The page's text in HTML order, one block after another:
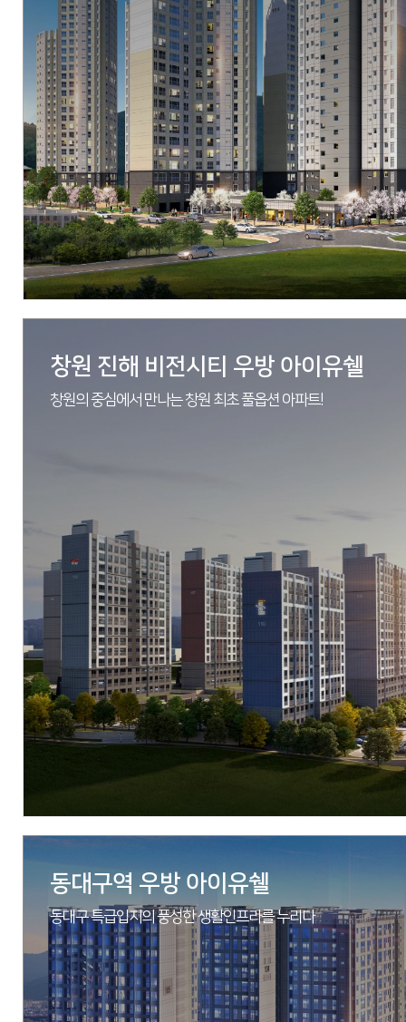
현장 대구광역시 수성구 파동 68-7 일원
시행 우리자산신탁[(주)수성레이크]
시공 (주)우방
세대수 394세대
분양문의 1566-2990
창원 진해 비전시티 우방 아이유쉘
창원의 중심에서 만나는 창원 최초 풀옵션 아파트!
동대구역 우방 아이유쉘
동대구 특급입지의 풍성한 생활인프라를 누리다